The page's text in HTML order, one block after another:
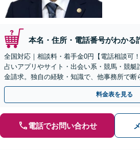
本名・住所・電話番号がわかる
全国対応｜相談料・着手金0円【電話相談可
占いアプリやサイト・出会い系・競馬・競艇
金請求。独自の経験・知識で、他事務所で断
決に導いた実績あり。まずはお気軽にご相談
料金表を見る
電話でお問い合わせ